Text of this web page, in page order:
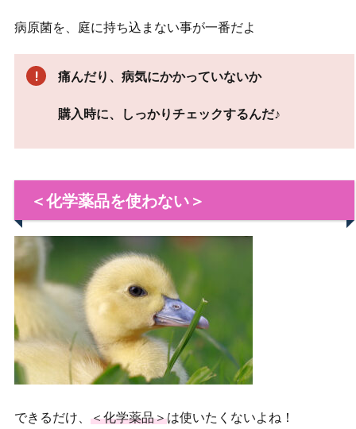
病原菌を、庭に持ち込まない事が一番だよ
痛んだり、病気にかかっていないか
購入時に、しっかりチェックするんだ♪
＜化学薬品を使わない＞
できるだけ、 ＜化学薬品＞は使いたくないよね！